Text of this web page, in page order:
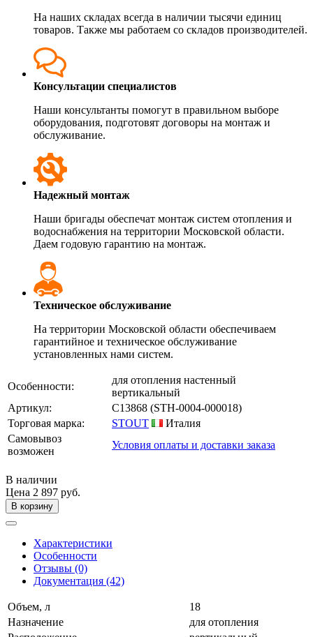
На наших складах всегда в наличии тысячи единиц
товаров. Также мы работаем со складов производителей.
Консультации специалистов
Наши консультанты помогут в правильном выборе
оборудования, подготовят договоры на монтаж и
обслуживание.
Надежный монтаж
Наши бригады обеспечат монтаж систем отопления и
водоснабжения на территории Московской области.
Даем годовую гарантию на монтаж.
Техническое обслуживание
На территории Московской области обеспечиваем
гарантийное и техническое обслуживание
установленных нами систем.
Особенности:
для отопления настенный
вертикальный
Артикул:
C13868 (STH-0004-000018)
Торговая марка:
STOUT
Италия
Самовывоз
возможен
Условия оплаты и доставки заказа
В наличии
Цена 2 897 руб.
В корзину
Характеристики
Особенности
Отзывы (0)
Документация (42)
Объем, л
18
Назначение
для отопления